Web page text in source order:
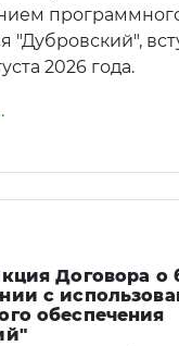
"Дубровский",
2026 года.
Договора о
с
обеспечения